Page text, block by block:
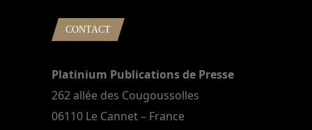
CONTACT
Platinium Publications de Presse
262 allée des Cougoussolles
06110 Le Cannet – France